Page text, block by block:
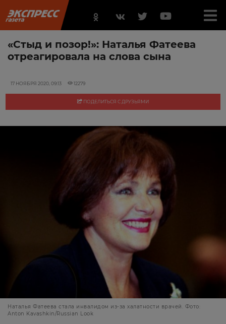
«Стыд и позор!»: Наталья Фатеева
отреагировала на слова сына
17 НОЯБРЯ 2020, 09:13 12279
ПОДЕЛИТЬСЯ С ДРУЗЬЯМИ
Наталья Фатеева стала инвалидом из-за халатности врачей. Фото:
Anton Kavashkin/Russian Look